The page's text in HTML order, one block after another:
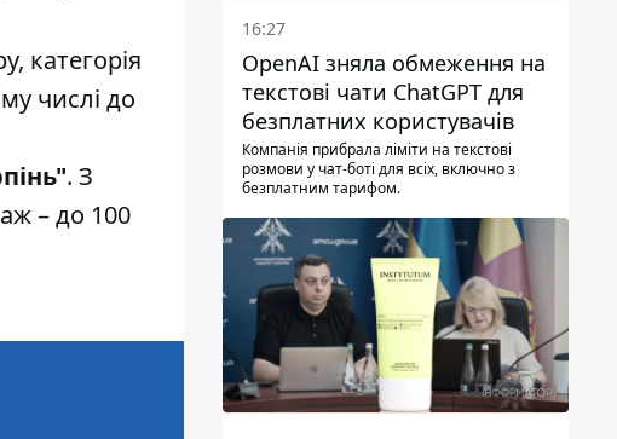
категорія
числі до
. З
– до 100
16:27
OpenAI зняла обмеження на
текстові чати ChatGPT для
безплатних користувачів
Компанія прибрала ліміти на текстові
розмови у чат-боті для всіх, включно з
безплатним тарифом.